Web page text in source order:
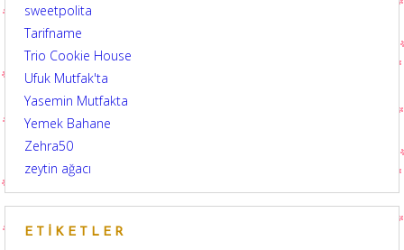
sweetpolita
Tarifname
Trio Cookie House
Ufuk Mutfak'ta
Yasemin Mutfakta
Yemek Bahane
Zehra50
zeytin ağacı
ETIKETLER